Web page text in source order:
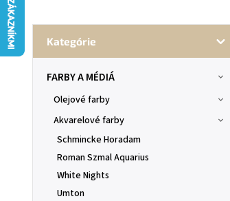
Kategórie
FARBY A MÉDIÁ
Olejové farby
Akvarelové farby
Schmincke Horadam
Roman Szmal Aquarius
White Nights
Umton